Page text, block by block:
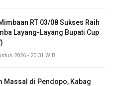
RT 03/08 Sukses Raih
Layang-Layang Bupati Cup
2026 - 20:31 WIB
Massal di Pendopo, Kabag